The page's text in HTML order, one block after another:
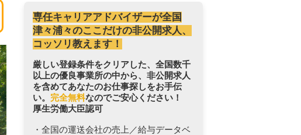
専任キャリアアドバイザーが全国
津々浦々のここだけの非公開求人、
コッソリ教えます！
厳しい登録条件をクリアした、全国数千
以上の優良事業所の中から、非公開求人
を含めてあなたのお仕事探しをお手伝
い。 完全無料なのでご安心ください！
厚生労働大臣認可
・全国の運送会社の売上／給与データベ